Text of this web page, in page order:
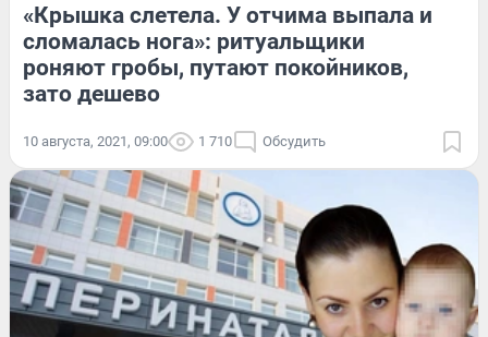
«Крышка слетела. У отчима выпала и
сломалась нога»: ритуальщики
роняют гробы, путают покойников,
зато дешево
10 августа, 2021, 09:00 1 710 Обсудить